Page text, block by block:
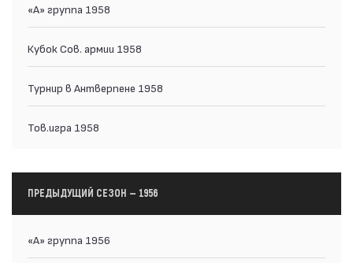
«А» группа 1958
Кубок Сов. армии 1958
Турнир в Антверпене 1958
Тов.игра 1958
ПРЕДЫДУЩИЙ СЕЗОН — 1956
«А» группа 1956